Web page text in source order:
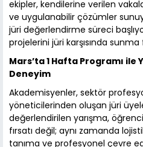
ekipler, kendilerine verilen
ve uygulanabilir çözümler
jüri değerlendirme süreci
projelerini jüri karşısında sunma
Mars’ta 1 Hafta Programı ile
Deneyim
Akademisyenler, sektör
yöneticilerinden oluşan jüri
değerlendirilen yarışma,
fırsatı değil; aynı zamanda
tanıma ve profesyonel çevre